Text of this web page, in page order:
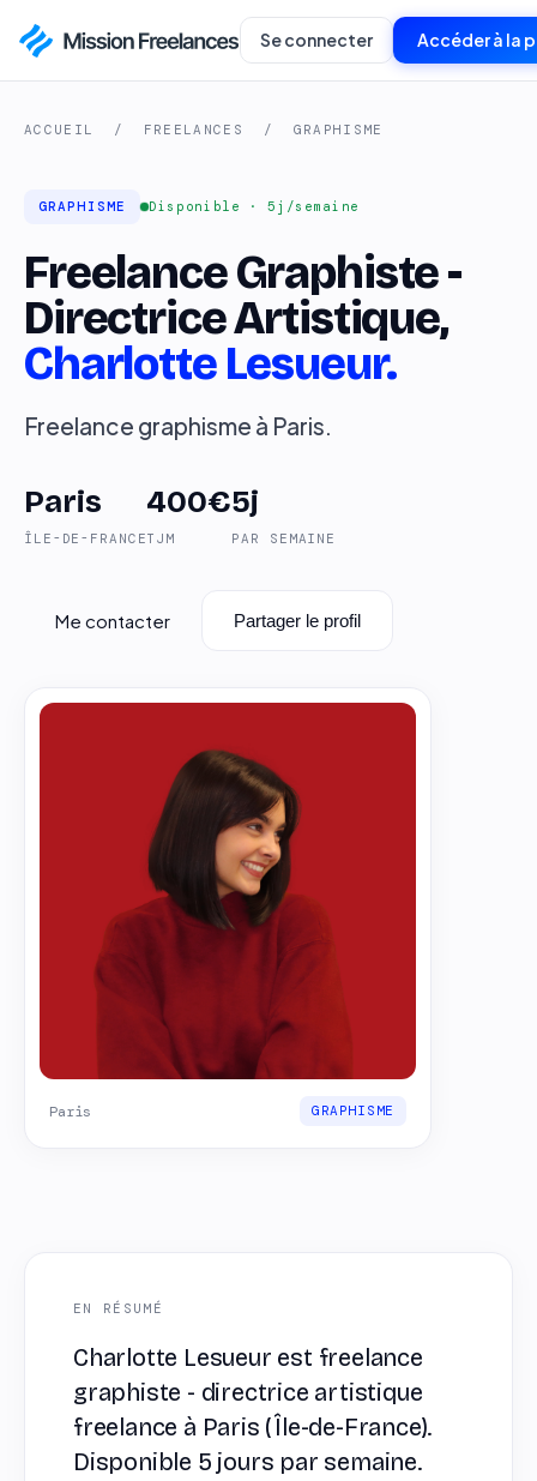
Se connecter Accéder à la
ACCUEIL / FREELANCES / GRAPHISME
GRAPHISME Disponible · 5j/semaine
Freelance Graphiste -
Directrice Artistique,
Charlotte Lesueur.
Freelance graphisme à Paris.
Paris
ÎLE-DE-FRANCE
400€
TJM
5j
PAR SEMAINE
Me contacter Partager le profil
Paris GRAPHISME
EN RÉSUMÉ
Charlotte Lesueur est freelance
graphiste - directrice artistique
freelance à Paris (Île-de-France).
Disponible 5 jours par semaine.